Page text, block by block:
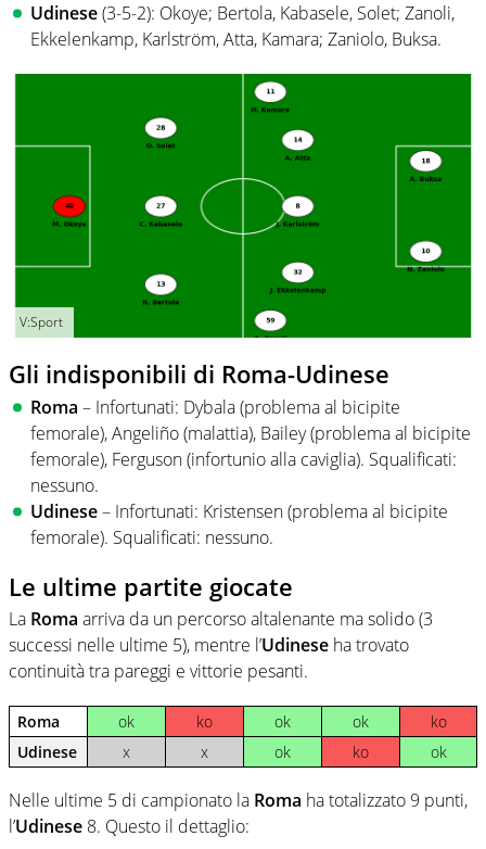
Udinese(3-5-2): Okoye; Bertola, Kabasele, Solet; Zanoli,
Ekkelenkamp, Karlström, Atta, Kamara; Zaniolo, Buksa.
V:Sport
Gli indisponibili di Roma-Udinese
Roma – Infortunati: Dybala (problema al bicipite
femorale), Angeliño (malattia), Bailey (problema al bicipite
femorale), Ferguson (infortunio alla caviglia). Squalificati:
nessuno.
Udinese– Infortunati: Kristensen (problema al bicipite
femorale). Squalificati: nessuno.
Le ultime partite giocate
La Roma arriva da un percorso altalenante ma solido (3
successi nelle ultime 5), mentre l’Udinese ha trovato
continuità tra pareggi e vittorie pesanti.
Roma ok ko ok ok
ko
Udinese
x x ok ko ok
Nelle ultime 5 di campionato la Roma ha totalizzato 9 punti,
l’Udinese 8. Questo il dettaglio: